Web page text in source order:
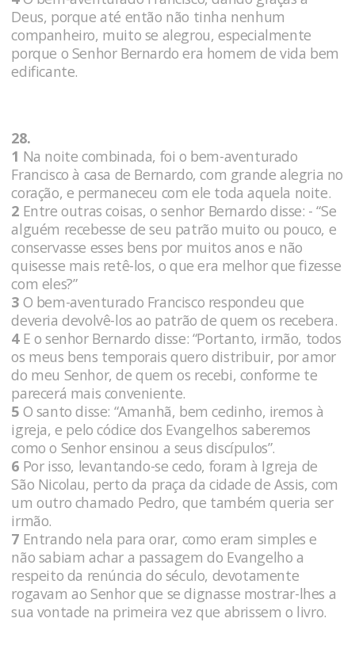
Deus, porque até então não tinha nenhum
companheiro, muito se alegrou, especialmente
porque o Senhor Bernardo era homem de vida bem
edificante.
28.
1 Na noite combinada, foi o bem-aventurado
Francisco à casa de Bernardo, com grande alegria no
coração, e permaneceu com ele toda aquela noite.
2 Entre outras coisas, o senhor Bernardo disse: - “Se
alguém recebesse de seu patrão muito ou pouco, e
conservasse esses bens por muitos anos e não
quisesse mais retê-los, o que era melhor que fizesse
com eles?”
3 O bem-aventurado Francisco respondeu que
deveria devolvê-los ao patrão de quem os recebera.
4E o senhor Bernardo disse: “Portanto, irmão, todos
os meus bens temporais quero distribuir, por amor
do meu Senhor, de quem os recebi, conforme te
parecerá mais conveniente.
5 O santo disse: “Amanhã, bem cedinho, iremos à
igreja, e pelo códice dos Evangelhos saberemos
como o Senhor ensinou a seus discípulos”.
6 Por isso, levantando-se cedo, foram à Igreja de
São Nicolau, perto da praça da cidade de Assis, com
um outro chamado Pedro, que também queria ser
irmão.
7 Entrando nela para orar, como eram simples e
não sabiam achar a passagem do Evangelho a
respeito da renúncia do século, devotamente
rogavam ao Senhor que se dignasse mostrar-lhes a
sua vontade na primeira vez que abrissem o livro.